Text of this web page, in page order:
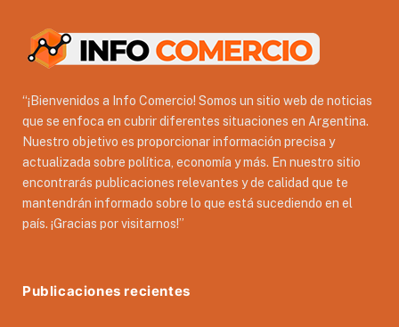
“¡Bienvenidos a Info Comercio! Somos un sitio web de noticias
que se enfoca en cubrir diferentes situaciones en Argentina.
Nuestro objetivo es proporcionar información precisa y
actualizada sobre política, economía y más. En nuestro sitio
encontrarás publicaciones relevantes y de calidad que te
mantendrán informado sobre lo que está sucediendo en el
país. ¡Gracias por visitarnos!”
Publicaciones recientes